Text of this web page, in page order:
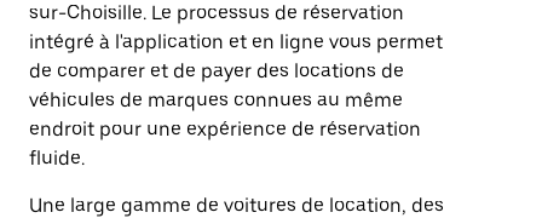
sur-Choisille. Le processus de réservation
intégré à l'application et en ligne vous permet
de comparer et de payer des locations de
véhicules de marques connues au même
endroit pour une expérience de réservation
fluide.
Une large gamme de voitures de location, des